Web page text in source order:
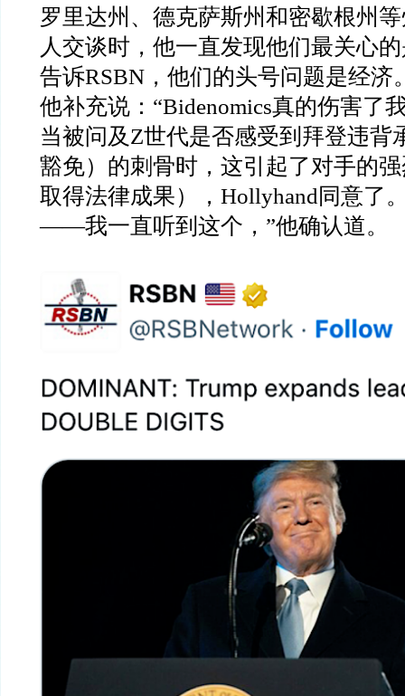
罗里达州、德克萨斯州和密歇根州
人交谈时，他一直发现他们最关心
告诉RSBN，他们的头号问题是经济
他补充说：“Bidenomics真的伤害了
当被问及Z世代是否感受到拜登违背
豁免）的刺骨时，这引起了对手的
取得法律成果），Hollyhand同意了
——我一直听到这个，”他确认道。